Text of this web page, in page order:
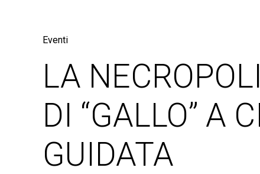
Eventi
LA
DI “GALLO” A
GUIDATA